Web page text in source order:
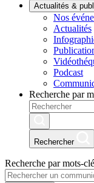
Actualités &
Nos
Actualités
Podcast
Recherche par
Rechercher
Recherche par mots-